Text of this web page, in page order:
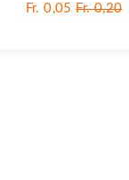
Fr. 0,05 Fr. 0,20